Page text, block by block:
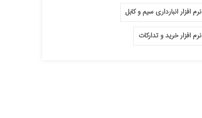
نرم افزار انبارداری سیم و کابل
نرم افزار خرید و تدارکات